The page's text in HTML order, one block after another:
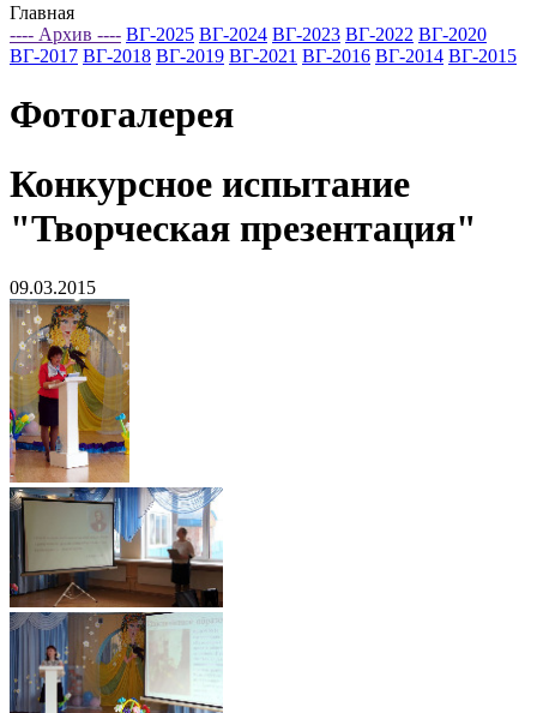
Главная
---- Архив ---- ВГ-2025 ВГ-2024 ВГ-2023 ВГ-2022 ВГ-2020
ВГ-2017 ВГ-2018 ВГ-2019 ВГ-2021 ВГ-2016 ВГ-2014 ВГ-2015
Фотогалерея
Конкурсное испытание
"Творческая презентация"
09.03.2015